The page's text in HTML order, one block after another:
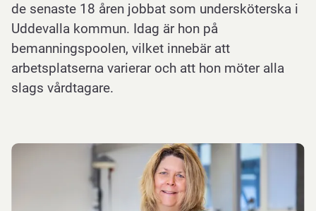
de senaste 18 åren jobbat som undersköterska i
Uddevalla kommun. Idag är hon på
bemanningspoolen, vilket innebär att
arbetsplatserna varierar och att hon möter alla
slags vårdtagare.